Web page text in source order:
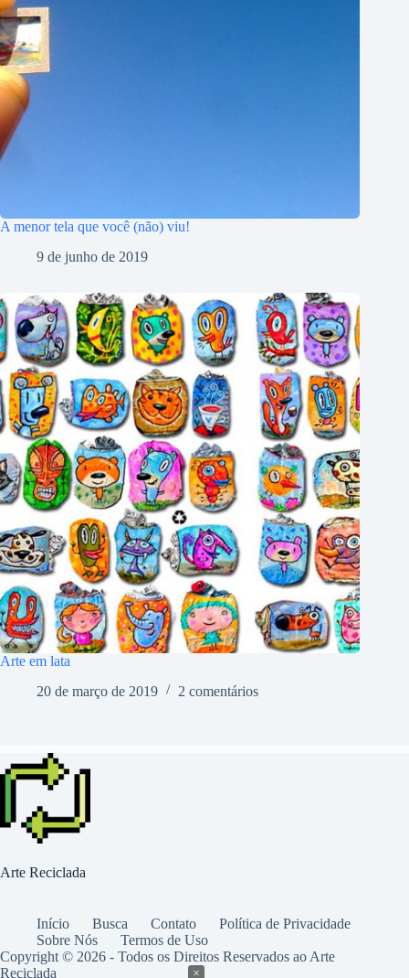
A menor tela que você (não) viu!
9 de junho de 2019
Arte em lata
20 de março de 2019
2 comentários
Arte Reciclada
Início Busca Contato
Política de Privacidade
Sobre Nós
Termos de Uso
Copyright © 2026 - Todos os Direitos Reservados ao Arte
Reciclada
×